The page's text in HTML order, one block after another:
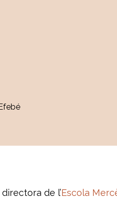
de l’Escola